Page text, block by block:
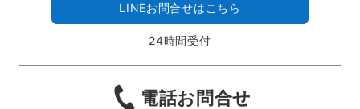
LINEお問合せはこちら
24時間受付
電話お問合せ